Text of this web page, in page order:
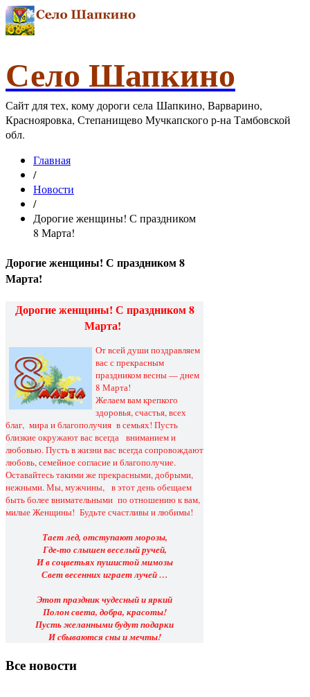
Село Шапкино
Сайт для тех, кому дороги села Шапкино, Варварино,
Краснояровка, Степанищево Мучкапского р-на Тамбовской
обл.
Главная
/
Новости
/
Дорогие женщины! С праздником
8 Марта!
Дорогие женщины! С праздником 8
Марта!
Дорогие женщины! С праздником 8
Марта!
От всей души поздравляем
вас с прекрасным
праздником весны — днем
8 Марта!
Желаем вам крепкого
здоровья, счастья, всех
благ, мира и благополучия в семьях! Пусть
близкие окружают вас всегда вниманием и
любовью. Пусть в жизни вас всегда сопровождают
любовь, семейное согласие и благополучие.
Оставайтесь такими же прекрасными, добрыми,
нежными. Мы, мужчины, в этот день обещаем
быть более внимательными по отношению к вам,
милые Женщины! Будьте счастливы и любимы!
Тает лед, отступают морозы,
Где-то слышен веселый ручей,
И в соцветьях пушистой мимозы
Свет весенних играет лучей …
Этот праздник чудесный и яркий
Полон света, добра, красоты!
Пусть желанными будут подарки
И сбываются сны и мечты!
Все новости